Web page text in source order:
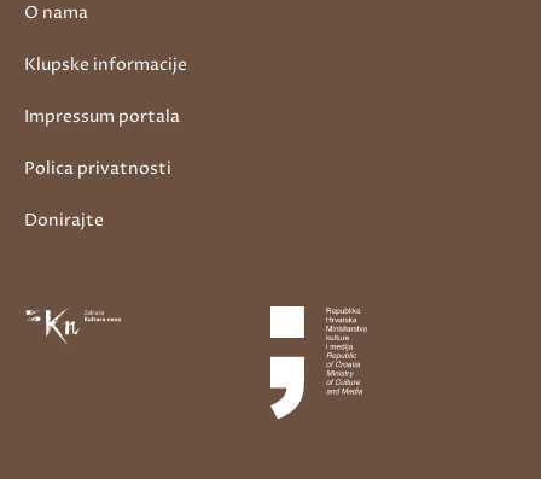
O nama
Klupske informacije
Impressum portala
Polica privatnosti
Donirajte